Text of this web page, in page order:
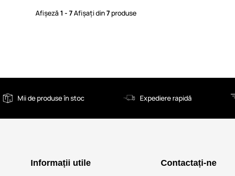
Afișeză 1 - 7Afișați din7 produse
Mii de produse în stoc Expediere rapidă
Informații utile Contactați-ne